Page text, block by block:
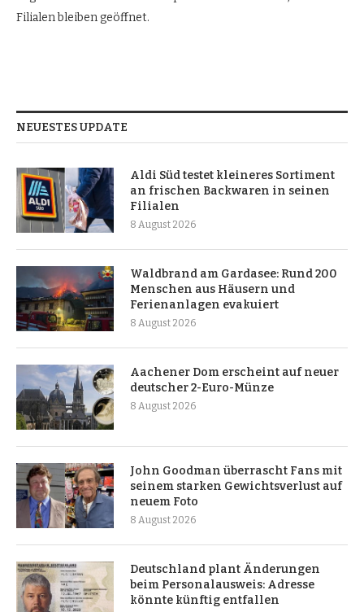
Filialen bleiben geöffnet.
NEUESTES UPDATE
Aldi Süd testet kleineres Sortiment
an frischen Backwaren in seinen
Filialen
8 August 2026
Waldbrand am Gardasee: Rund 200
Menschen aus Häusern und
Ferienanlagen evakuiert
8 August 2026
Aachener Dom erscheint auf neuer
deutscher 2-Euro-Münze
8 August 2026
John Goodman überrascht Fans mit
seinem starken Gewichtsverlust auf
neuem Foto
8 August 2026
Deutschland plant Änderungen
beim Personalausweis: Adresse
könnte künftig entfallen